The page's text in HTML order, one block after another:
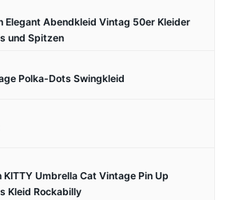
Elegant Abendkleid Vintag 50er Kleider
und Spitzen
Polka-Dots Swingkleid
KITTY Umbrella Cat Vintage Pin Up
Kleid Rockabilly